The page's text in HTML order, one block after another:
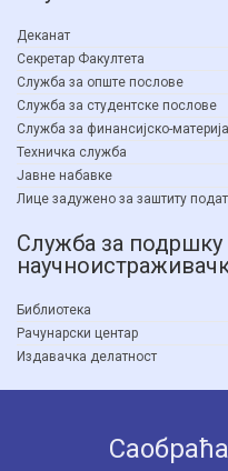
Деканат
Секретар Факултета
Служба за опште послове
Служба за студентске послове
Служба за финансијско-
Техничка служба
Јавне набавке
Лице задужено за заштиту
Служба за
Библиотека
Рачунарски центар
Издавачка делатност